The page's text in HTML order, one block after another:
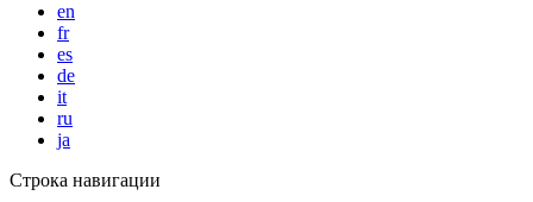
en
fr
es
de
it
ru
ja
Строка навигации